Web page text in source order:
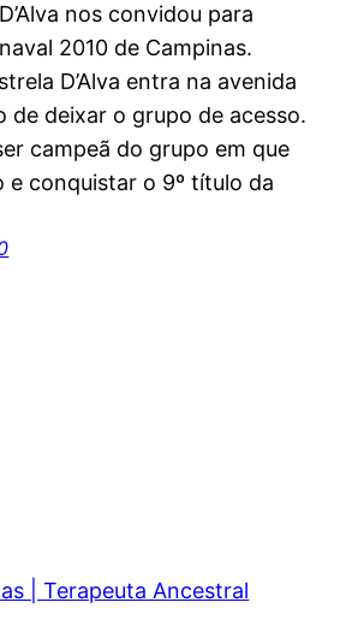
nos convidou para
2010 de Campinas.
D’Alva entra na avenida
de deixar o grupo de acesso.
campeã do grupo em que
e conquistar o 9º título da
| Terapeuta Ancestral